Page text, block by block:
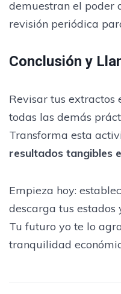
demuestran el poder
revisión periódica
Conclusión y
Revisar tus extractos
todas las demás
Transforma esta
resultados tangibles
Empieza hoy:
descarga tus
Tu futuro yo te lo
tranquilidad